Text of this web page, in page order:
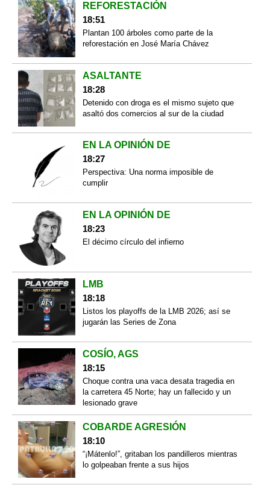
REFORESTACIÓN
18:51
Plantan 100 árboles como parte de la
reforestación en José María Chávez
ASALTANTE
18:28
Detenido con droga es el mismo sujeto que
asaltó dos comercios al sur de la ciudad
EN LA OPINIÓN DE
18:27
Perspectiva: Una norma imposible de
cumplir
EN LA OPINIÓN DE
18:23
El décimo círculo del infierno
LMB
18:18
Listos los playoffs de la LMB 2026; así se
jugarán las Series de Zona
COSÍO, AGS
18:15
Choque contra una vaca desata tragedia en
la carretera 45 Norte; hay un fallecido y un
lesionado grave
COBARDE AGRESIÓN
18:10
“¡Mátenlo!”, gritaban los pandilleros mientras
lo golpeaban frente a sus hijos